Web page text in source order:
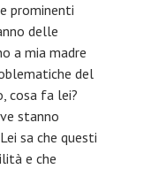
prominenti
delle
a mia madre
del
cosa fa lei?
stanno
sa che questi
e che